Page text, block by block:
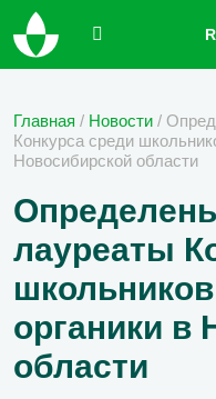
Главная / Новости /
Конкурса среди
Новосибирской области
лауреаты
органики в
области